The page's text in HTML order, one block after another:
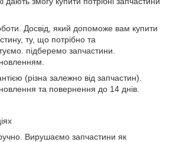
Досвід, який допоможе вам купити
ту, що потрібно та
підберемо запчастини.
(різна залежно від запчастин).
та повернення до 14 днів.
Вирушаємо запчастини як